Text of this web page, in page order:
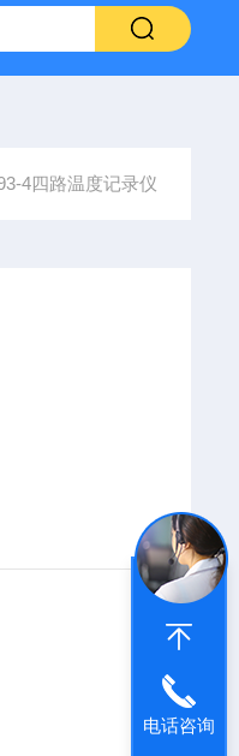
仪 DP-DFYF-109ZS
4四路温度记录仪
电话咨询